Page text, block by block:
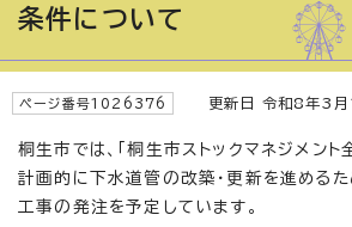
条件について
ページ番号1026376 更新日 令和8年3月
桐生市では、「桐生市ストックマネジメント
計画的に下水道管の改築・更新を進めるた
工事の発注を予定しています。